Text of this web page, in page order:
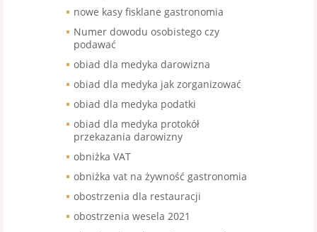
nowe kasy fisklane gastronomia
Numer dowodu osobistego czy
podawać
obiad dla medyka darowizna
obiad dla medyka jak zorganizować
obiad dla medyka podatki
obiad dla medyka protokół
przekazania darowizny
obniżka VAT
obniżka vat na żywność gastronomia
obostrzenia dla restauracji
obostrzenia wesela 2021